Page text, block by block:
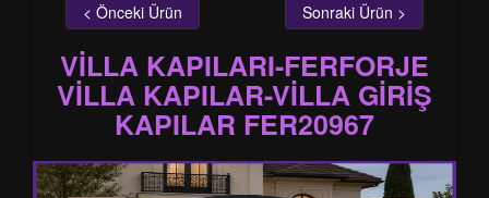
< Önceki Ürün Sonraki Ürün >
VİLLA KAPILARI-FERFORJE
VİLLA KAPILAR-VİLLA GİRİŞ
KAPILAR FER20967